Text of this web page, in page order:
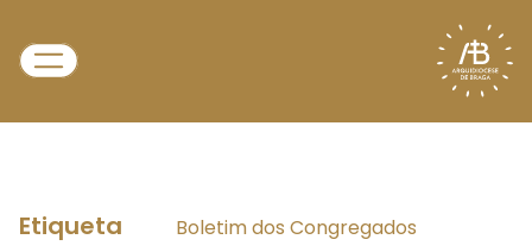
Etiqueta Boletim dos Congregados